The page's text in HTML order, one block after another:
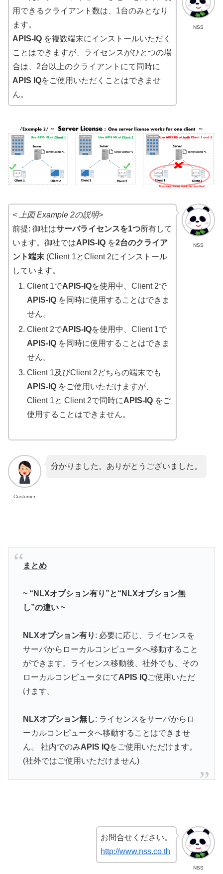
NSS
用できるクライアント数は、1台のみとなり
ます。
APIS-IQ を複数端末にインストールいただく
ことはできますが、ライセンスがひとつの場
合は、2台以上のクライアントにて同時に
APIS IQをご使用いただくことはできませ
ん。
NSS
< 上図 Example 2の説明>
前提: 御社はサーバライセンスを1つ所有して
います。御社ではAPIS-IQ を2台のクライア
ント端末 (Client 1とClient 2にインストール
しています。
Client 1でAPIS-IQを使用中、Client 2で
APIS-IQ を同時に使用することはできま
せん。
Client 2でAPIS-IQを使用中、Client 1で
APIS-IQ を同時に使用することはできま
せん。
Client 1及びClient 2どちらの端末でも
APIS-IQ をご使用いただけますが、
Client 1と Client 2で同時にAPIS-IQ をご
使用することはできません。
Customer
分かりました。ありがとうございました。
まとめ
~ “NLXオプション有り”と“ NLXオプション無
し”の違い ~
NLXオプション有り : 必要に応じ、ライセンスを
サーバからローカルコンピュータへ移動すること
ができます。ライセンス移動後、社外でも、その
ローカルコンピュータにてAPIS IQご使用いただ
けます。
NLXオプション無し: ライセンスをサーバからロ
ーカルコンピュータへ移動することはできませ
ん。 社内でのみAPIS IQをご使用いただけます。
(社外ではご使用いただけません)
NSS
お問合せください。
http://www.nss.co.th